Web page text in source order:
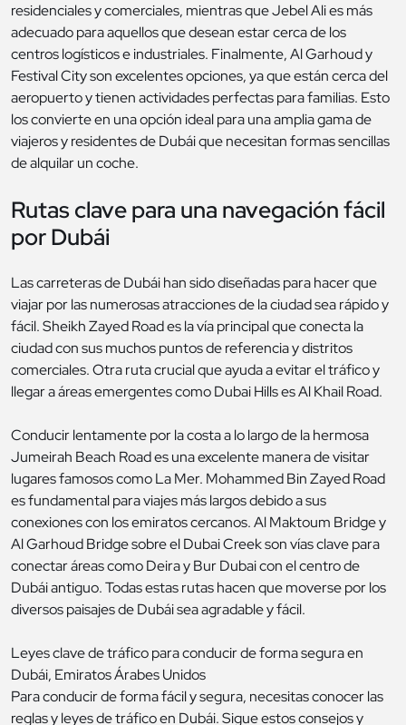
residenciales y comerciales, mientras que Jebel Ali es más
adecuado para aquellos que desean estar cerca de los
centros logísticos e industriales. Finalmente, Al Garhoud y
Festival City son excelentes opciones, ya que están cerca del
aeropuerto y tienen actividades perfectas para familias. Esto
los convierte en una opción ideal para una amplia gama de
viajeros y residentes de Dubái que necesitan formas sencillas
de alquilar un coche.
Rutas clave para una navegación fácil
por Dubái
Las carreteras de Dubái han sido diseñadas para hacer que
viajar por las numerosas atracciones de la ciudad sea rápido y
fácil. Sheikh Zayed Road es la vía principal que conecta la
ciudad con sus muchos puntos de referencia y distritos
comerciales. Otra ruta crucial que ayuda a evitar el tráfico y
llegar a áreas emergentes como Dubai Hills es Al Khail Road.
Conducir lentamente por la costa a lo largo de la hermosa
Jumeirah Beach Road es una excelente manera de visitar
lugares famosos como La Mer. Mohammed Bin Zayed Road
es fundamental para viajes más largos debido a sus
conexiones con los emiratos cercanos. Al Maktoum Bridge y
Al Garhoud Bridge sobre el Dubai Creek son vías clave para
conectar áreas como Deira y Bur Dubai con el centro de
Dubái antiguo. Todas estas rutas hacen que moverse por los
diversos paisajes de Dubái sea agradable y fácil.
Leyes clave de tráfico para conducir de forma segura en
Dubái, Emiratos Árabes Unidos
Para conducir de forma fácil y segura, necesitas conocer las
reglas y leyes de tráfico en Dubái. Sigue estos consejos y